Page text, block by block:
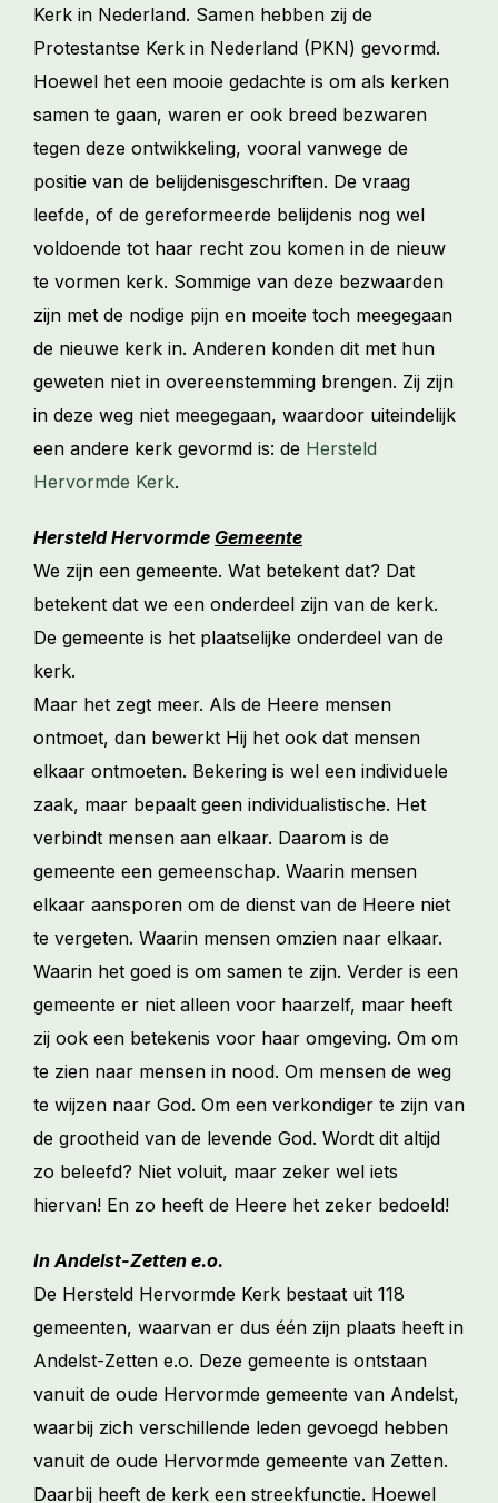
Kerk in Nederland. Samen hebben zij de
Protestantse Kerk in Nederland (PKN) gevormd.
Hoewel het een mooie gedachte is om als kerken
samen te gaan, waren er ook breed bezwaren
tegen deze ontwikkeling, vooral vanwege de
positie van de belijdenisgeschriften. De vraag
leefde, of de gereformeerde belijdenis nog wel
voldoende tot haar recht zou komen in de nieuw
te vormen kerk. Sommige van deze bezwaarden
zijn met de nodige pijn en moeite toch meegegaan
de nieuwe kerk in. Anderen konden dit met hun
geweten niet in overeenstemming brengen. Zij zijn
in deze weg niet meegegaan, waardoor uiteindelijk
een andere kerk gevormd is: de Hersteld
Hervormde Kerk.
Hersteld Hervormde Gemeente
We zijn een gemeente. Wat betekent dat? Dat
betekent dat we een onderdeel zijn van de kerk.
De gemeente is het plaatselijke onderdeel van de
kerk.
Maar het zegt meer. Als de Heere mensen
ontmoet, dan bewerkt Hij het ook dat mensen
elkaar ontmoeten. Bekering is wel een individuele
zaak, maar bepaalt geen individualistische. Het
verbindt mensen aan elkaar. Daarom is de
gemeente een gemeenschap. Waarin mensen
elkaar aansporen om de dienst van de Heere niet
te vergeten. Waarin mensen omzien naar elkaar.
Waarin het goed is om samen te zijn. Verder is een
gemeente er niet alleen voor haarzelf, maar heeft
zij ook een betekenis voor haar omgeving. Om om
te zien naar mensen in nood. Om mensen de weg
te wijzen naar God. Om een verkondiger te zijn van
de grootheid van de levende God. Wordt dit altijd
zo beleefd? Niet voluit, maar zeker wel iets
hiervan! En zo heeft de Heere het zeker bedoeld!
In Andelst-Zetten e.o.
De Hersteld Hervormde Kerk bestaat uit 118
gemeenten, waarvan er dus één zijn plaats heeft in
Andelst-Zetten e.o. Deze gemeente is ontstaan
vanuit de oude Hervormde gemeente van Andelst,
waarbij zich verschillende leden gevoegd hebben
vanuit de oude Hervormde gemeente van Zetten.
Daarbij heeft de kerk een streekfunctie. Hoewel